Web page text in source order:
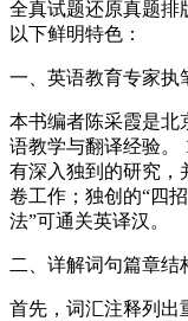
全真试题还原真题排
以下鲜明特色：
一、英语教育专家执
本书编者陈采霞是北
语教学与翻译经验。
有深入独到的研究，
卷工作；独创的“四
法”可通关英译汉。
二、详解词句篇章
首先，词汇注释列出